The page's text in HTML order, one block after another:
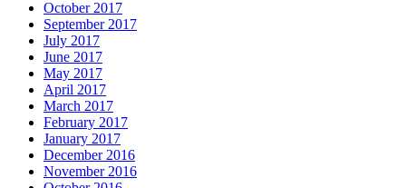
October 2017
September 2017
July 2017
June 2017
May 2017
April 2017
March 2017
February 2017
January 2017
December 2016
November 2016